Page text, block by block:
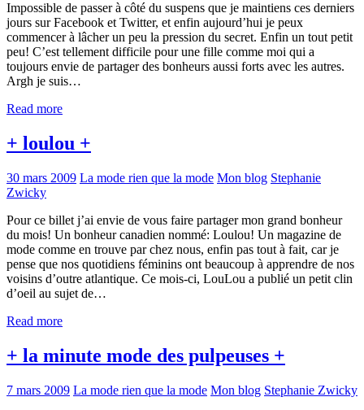
Impossible de passer à côté du suspens que je maintiens ces derniers
jours sur Facebook et Twitter, et enfin aujourd’hui je peux
commencer à lâcher un peu la pression du secret. Enfin un tout petit
peu! C’est tellement difficile pour une fille comme moi qui a
toujours envie de partager des bonheurs aussi forts avec les autres.
Argh je suis…
Read more
+ loulou +
30 mars 2009 La mode rien que la mode Mon blog Stephanie
Zwicky
Pour ce billet j’ai envie de vous faire partager mon grand bonheur
du mois! Un bonheur canadien nommé: Loulou! Un magazine de
mode comme en trouve par chez nous, enfin pas tout à fait, car je
pense que nos quotidiens féminins ont beaucoup à apprendre de nos
voisins d’outre atlantique. Ce mois-ci, LouLou a publié un petit clin
d’oeil au sujet de…
Read more
+ la minute mode des pulpeuses +
7 mars 2009 La mode rien que la mode Mon blog Stephanie Zwicky